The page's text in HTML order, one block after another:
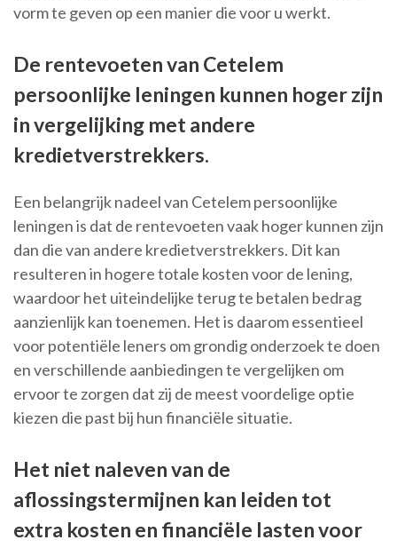
vorm te geven op een manier die voor u werkt.
De rentevoeten van Cetelem
persoonlijke leningen kunnen hoger zijn
in vergelijking met andere
kredietverstrekkers.
Een belangrijk nadeel van Cetelem persoonlijke
leningen is dat de rentevoeten vaak hoger kunnen zijn
dan die van andere kredietverstrekkers. Dit kan
resulteren in hogere totale kosten voor de lening,
waardoor het uiteindelijke terug te betalen bedrag
aanzienlijk kan toenemen. Het is daarom essentieel
voor potentiële leners om grondig onderzoek te doen
en verschillende aanbiedingen te vergelijken om
ervoor te zorgen dat zij de meest voordelige optie
kiezen die past bij hun financiële situatie.
Het niet naleven van de
aflossingstermijnen kan leiden tot
extra kosten en financiële lasten voor